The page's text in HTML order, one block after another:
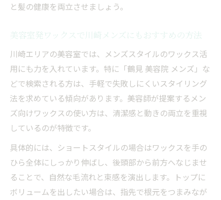
と髪の健康を両立させましょう。
美容室発ワックスで川崎メンズにもおすすめの方法
川崎エリアの美容室では、メンズスタイルのワックス活
用にも力を入れています。特に「鶴見 美容院 メンズ」な
どで検索される方は、手軽で失敗しにくいスタイリング
法を求めている傾向があります。美容師が提案するメン
ズ向けワックスの使い方は、清潔感と動きの両立を重視
しているのが特徴です。
具体的には、ショートスタイルの場合はワックスを手の
ひら全体にしっかり伸ばし、後頭部から前方へなじませ
ることで、自然な毛流れと束感を演出します。トップに
ボリュームを出したい場合は、指先で根元をつまみなが